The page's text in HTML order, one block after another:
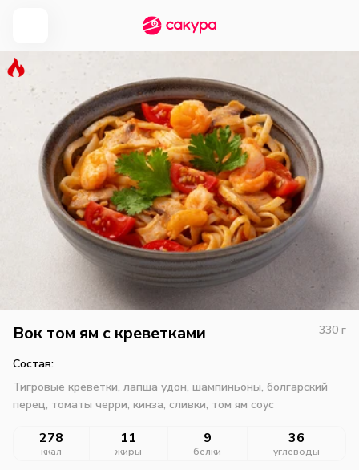
Вок том ям с креветками 330 г
Состав:
Тигровые креветки, лапша удон, шампиньоны, болгарский
перец, томаты черри, кинза, сливки, том ям соус
278
ккал
11
жиры
9
белки
36
углеводы